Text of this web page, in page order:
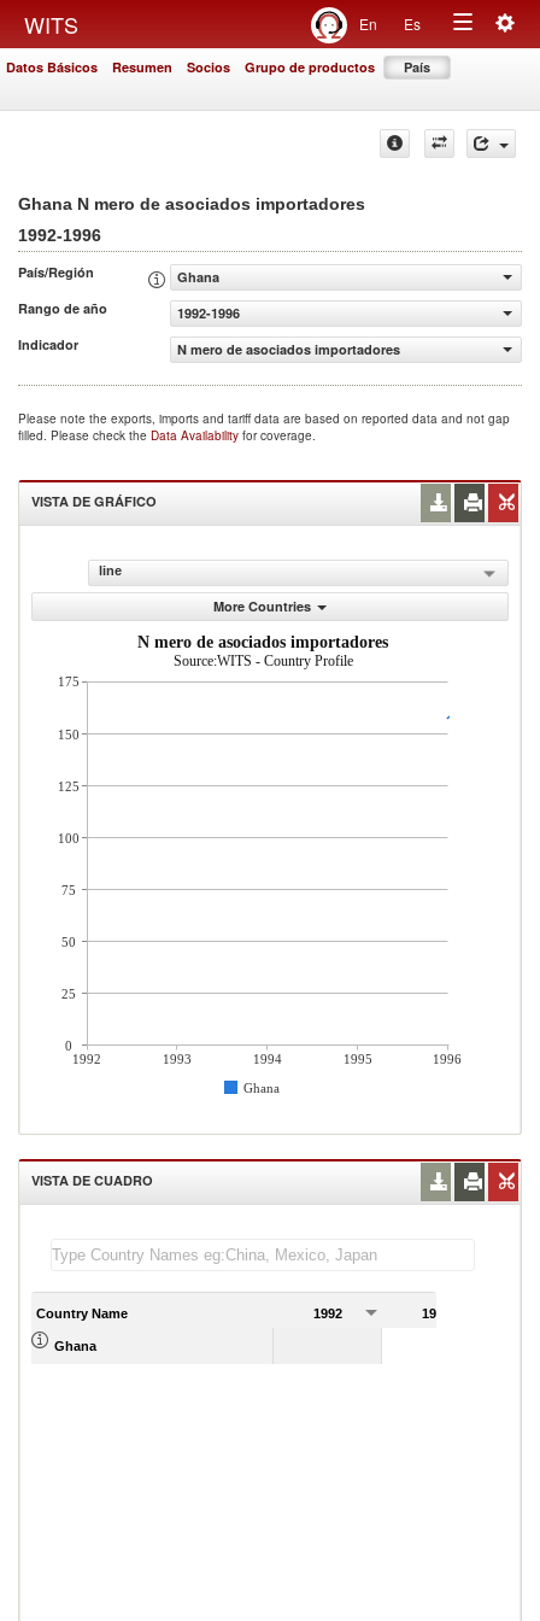
WITS En Es
Toggle
Datos Básicos Resumen Socios Grupo de productos País
Ghana N mero de asociados importadores
1992-1996
País/Región
Ghana
Rango de año
1992-1996
Indicador
N mero de asociados importadores
Please note the exports, imports and tariff data are based on reported data and not gap
filled. Please check the Data Availability for coverage.
VISTA DE GRÁFICO
line
More Countries
N mero de asociados importadores
Source:WITS - Country Profile
1992 1993 1994 1995
1996
Ghana
175
150
125
100
75
50
25
0
VISTA DE CUADRO
Country Name 1992 1993
Ghana